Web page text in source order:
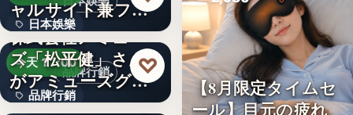
日本娛樂
730円
ャルサイト兼フ
ァ…
品牌行銷
今天 17:00
品牌行銷
株式会社アミュー
ズ「松平健」さん
がアミューズグル
ープ ス…
♡
「社長に買われる
【8月限定タイムセ
ール】目元の疲れ